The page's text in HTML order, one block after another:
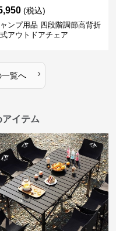
(税込)
ンプ用品 四段階調節高背折
アウトドアチェア
一覧へ ›
イテム